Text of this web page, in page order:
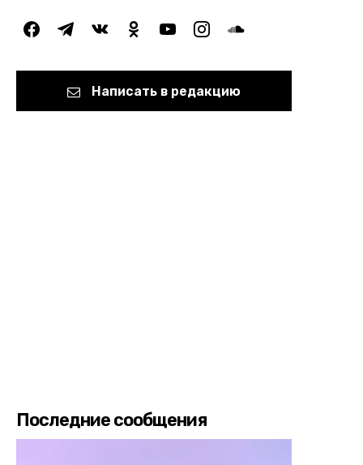
facebooktelegramvkontakteodnoklassniki
youtubeinstagramsoundcloud
Написать в редакцию
Последние сообщения